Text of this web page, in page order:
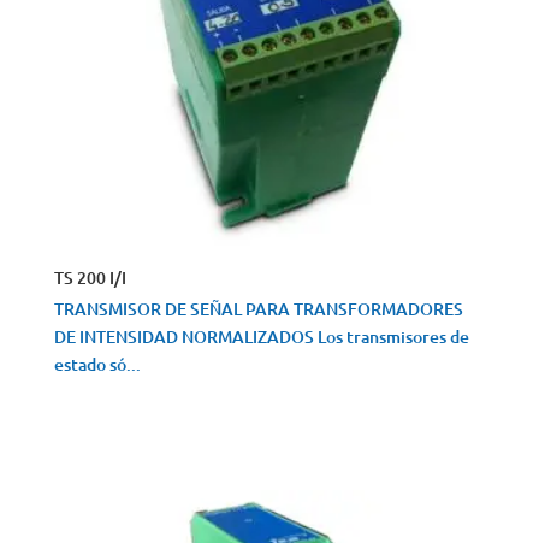
TS 200 I/I
TRANSMISOR DE SEÑAL PARA TRANSFORMADORES
DE INTENSIDAD NORMALIZADOS Los transmisores de
estado só...